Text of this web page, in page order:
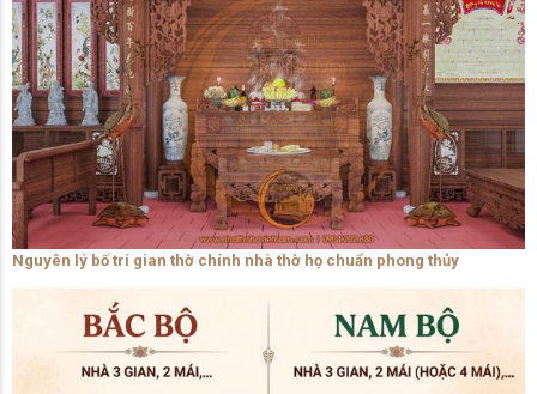
Nguyên lý bố trí gian thờ chính nhà thờ họ chuẩn phong thủy